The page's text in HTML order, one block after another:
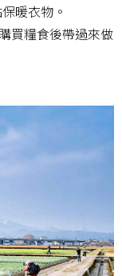
暖衣物。
買糧食後帶過來做